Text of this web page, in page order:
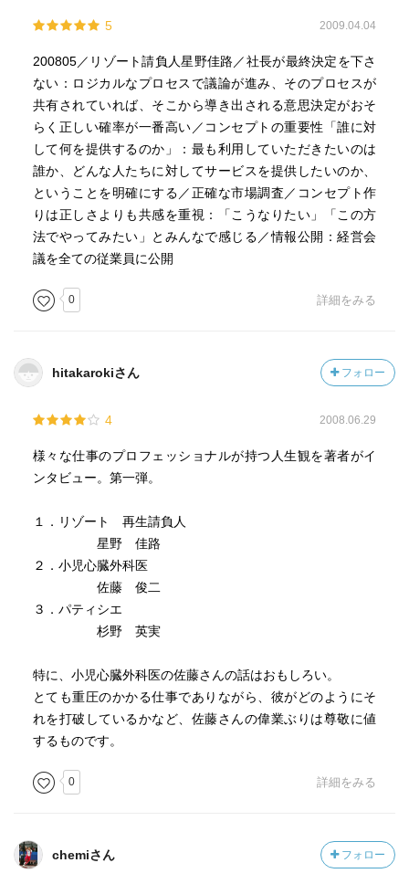
せん。
==========
・当たり前の事が出来たら、美味しいお菓子が作れます。
・当たり前のことが一番難しい。
・自分の名前を店名に使うのは、自分が作ったものの責任
は全て
自分が持ちますよという気持ちをお客様に伝えたかっ
5 2009.04.04
200805／リゾート請負人星野佳路／社長が最終決定を下さ
ない：ロジカルなプロセスで議論が進み、そのプロセスが
共有されていれば、そこから導き出される意思決定がおそ
らく正しい確率が一番高い／コンセプトの重要性「誰に対
して何を提供するのか」：最も利用していただきたいのは
誰か、どんな人たちに対してサービスを提供したいのか、
ということを明確にする／正確な市場調査／コンセプト作
りは正しさよりも共感を重視：「こうなりたい」「この方
法でやってみたい」とみんなで感じる／情報公開：経営会
議を全ての従業員に公開
0 詳細をみる
hitakarokiさん フォロー
4 2008.06.29
様々な仕事のプロフェッショナルが持つ人生観を著者がイ
ンタビュー。第一弾。
１．リゾート 再生請負人
星野 佳路
２．小児心臓外科医
佐藤 俊二
３．パティシエ
杉野 英実
特に、小児心臓外科医の佐藤さんの話はおもしろい。
とても重圧のかかる仕事でありながら、彼がどのようにそ
れを打破しているかなど、佐藤さんの偉業ぶりは尊敬に値
するものです。
0 詳細をみる
chemiさん フォロー